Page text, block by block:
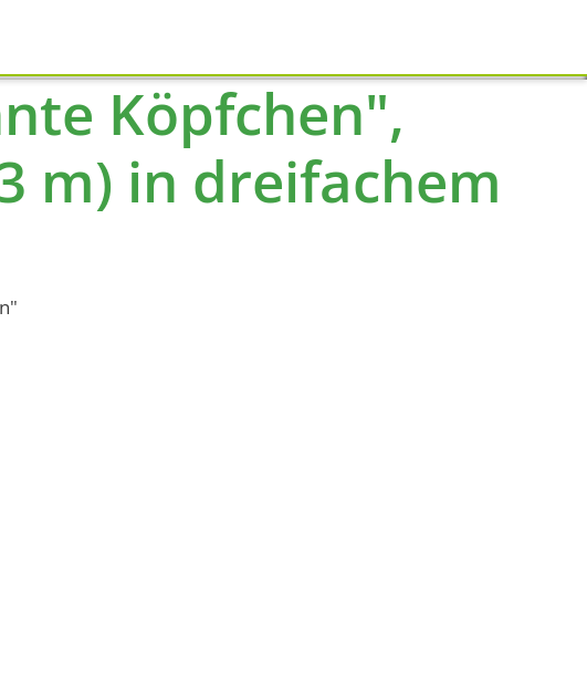
Köpfchen",
m) in dreifachem